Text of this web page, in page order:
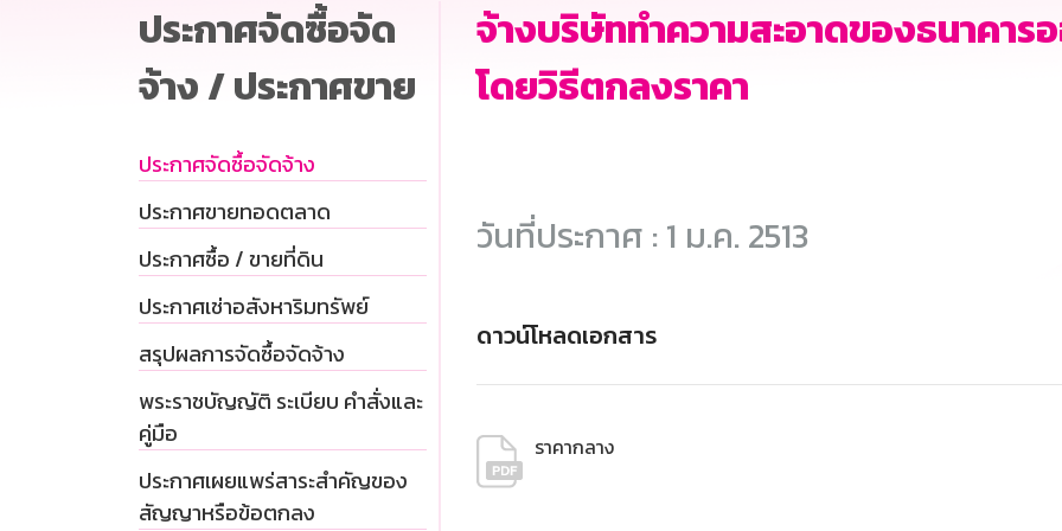
ประกาศจัดซื้อจัด
จ้าง / ประกาศขาย
ประกาศจัดซื้อจัดจ้าง
ประกาศขายทอดตลาด
ประกาศซื้อ / ขายที่ดิน
ประกาศเช่าอสังหาริมทรัพย์
สรุปผลการจัดซื้อจัดจ้าง
พระราชบัญญัติ ระเบียบ คำสั่งและ
คู่มือ
ประกาศเผยแพร่สาระสำคัญของ
สัญญาหรือข้อตกลง
จ้างบริษัททำความสะอาดของธนาคาร
โดยวิธีตกลงราคา
วันที่ประกาศ : 1 ม.ค. 2513
ดาวน์โหลดเอกสาร
ราคากลาง